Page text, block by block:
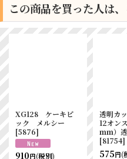
この商品を買った人は
XG128 ケーキピ
ック メルシー
[5876]
910円(税別)
透明カ
12オン
ｍｍ）
[81754]
575円(